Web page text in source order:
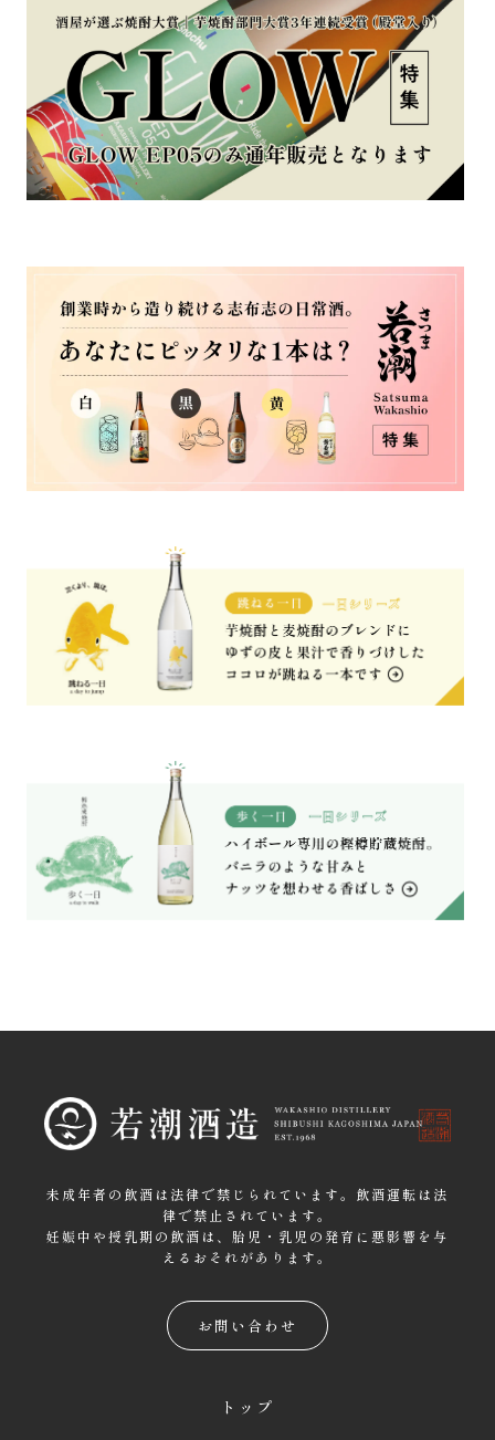
未成年者の飲酒は法律で禁じられています。飲酒運転は法
律で禁止されています。
妊娠中や授乳期の飲酒は、胎児・乳児の発育に悪影響を与
えるおそれがあります。
お問い合わせ
トップ